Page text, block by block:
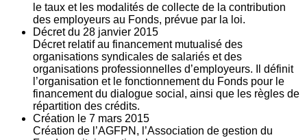
le taux et les modalités de collecte de la contribution
des employeurs au Fonds, prévue par la loi.
Décret du 28 janvier 2015
Décret relatif au financement mutualisé des
organisations syndicales de salariés et des
organisations professionnelles d’employeurs. Il définit
l’organisation et le fonctionnement du Fonds pour le
financement du dialogue social, ainsi que les règles de
répartition des crédits.
Création le 7 mars 2015
Création de l’AGFPN, l’Association de gestion du